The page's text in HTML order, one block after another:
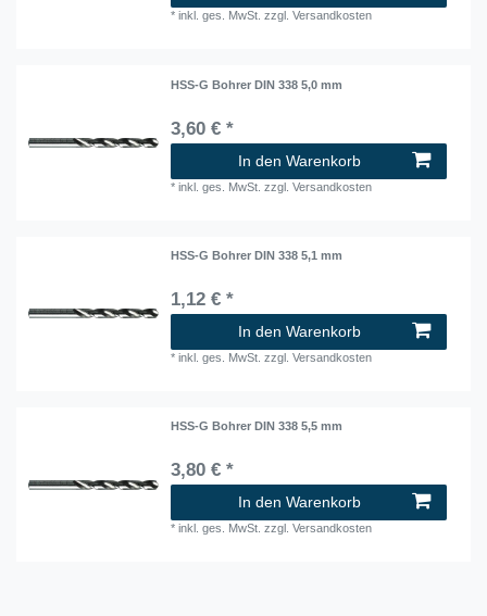
*inkl. ges. MwSt. zzgl.Versandkosten
HSS-G Bohrer DIN 338 5,0 mm
3,60 € *
In den Warenkorb
*inkl. ges. MwSt. zzgl.Versandkosten
HSS-G Bohrer DIN 338 5,1 mm
1,12 € *
In den Warenkorb
*inkl. ges. MwSt. zzgl.Versandkosten
HSS-G Bohrer DIN 338 5,5 mm
3,80 € *
In den Warenkorb
*inkl. ges. MwSt. zzgl.Versandkosten